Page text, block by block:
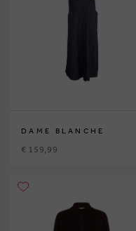
DAME BLANCHE
€ 159,99